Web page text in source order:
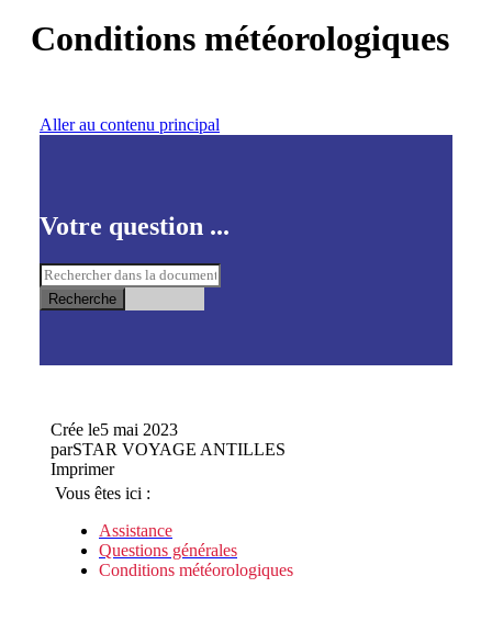
Conditions météorologiques
Aller au contenu principal
Votre question ...
Recherche
Crée le5 mai 2023
parSTAR VOYAGE ANTILLES
Imprimer
Vous êtes ici :
Assistance
Questions générales
Conditions météorologiques